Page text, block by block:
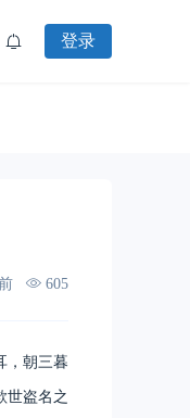
登录
605
，朝三暮
世盗名之